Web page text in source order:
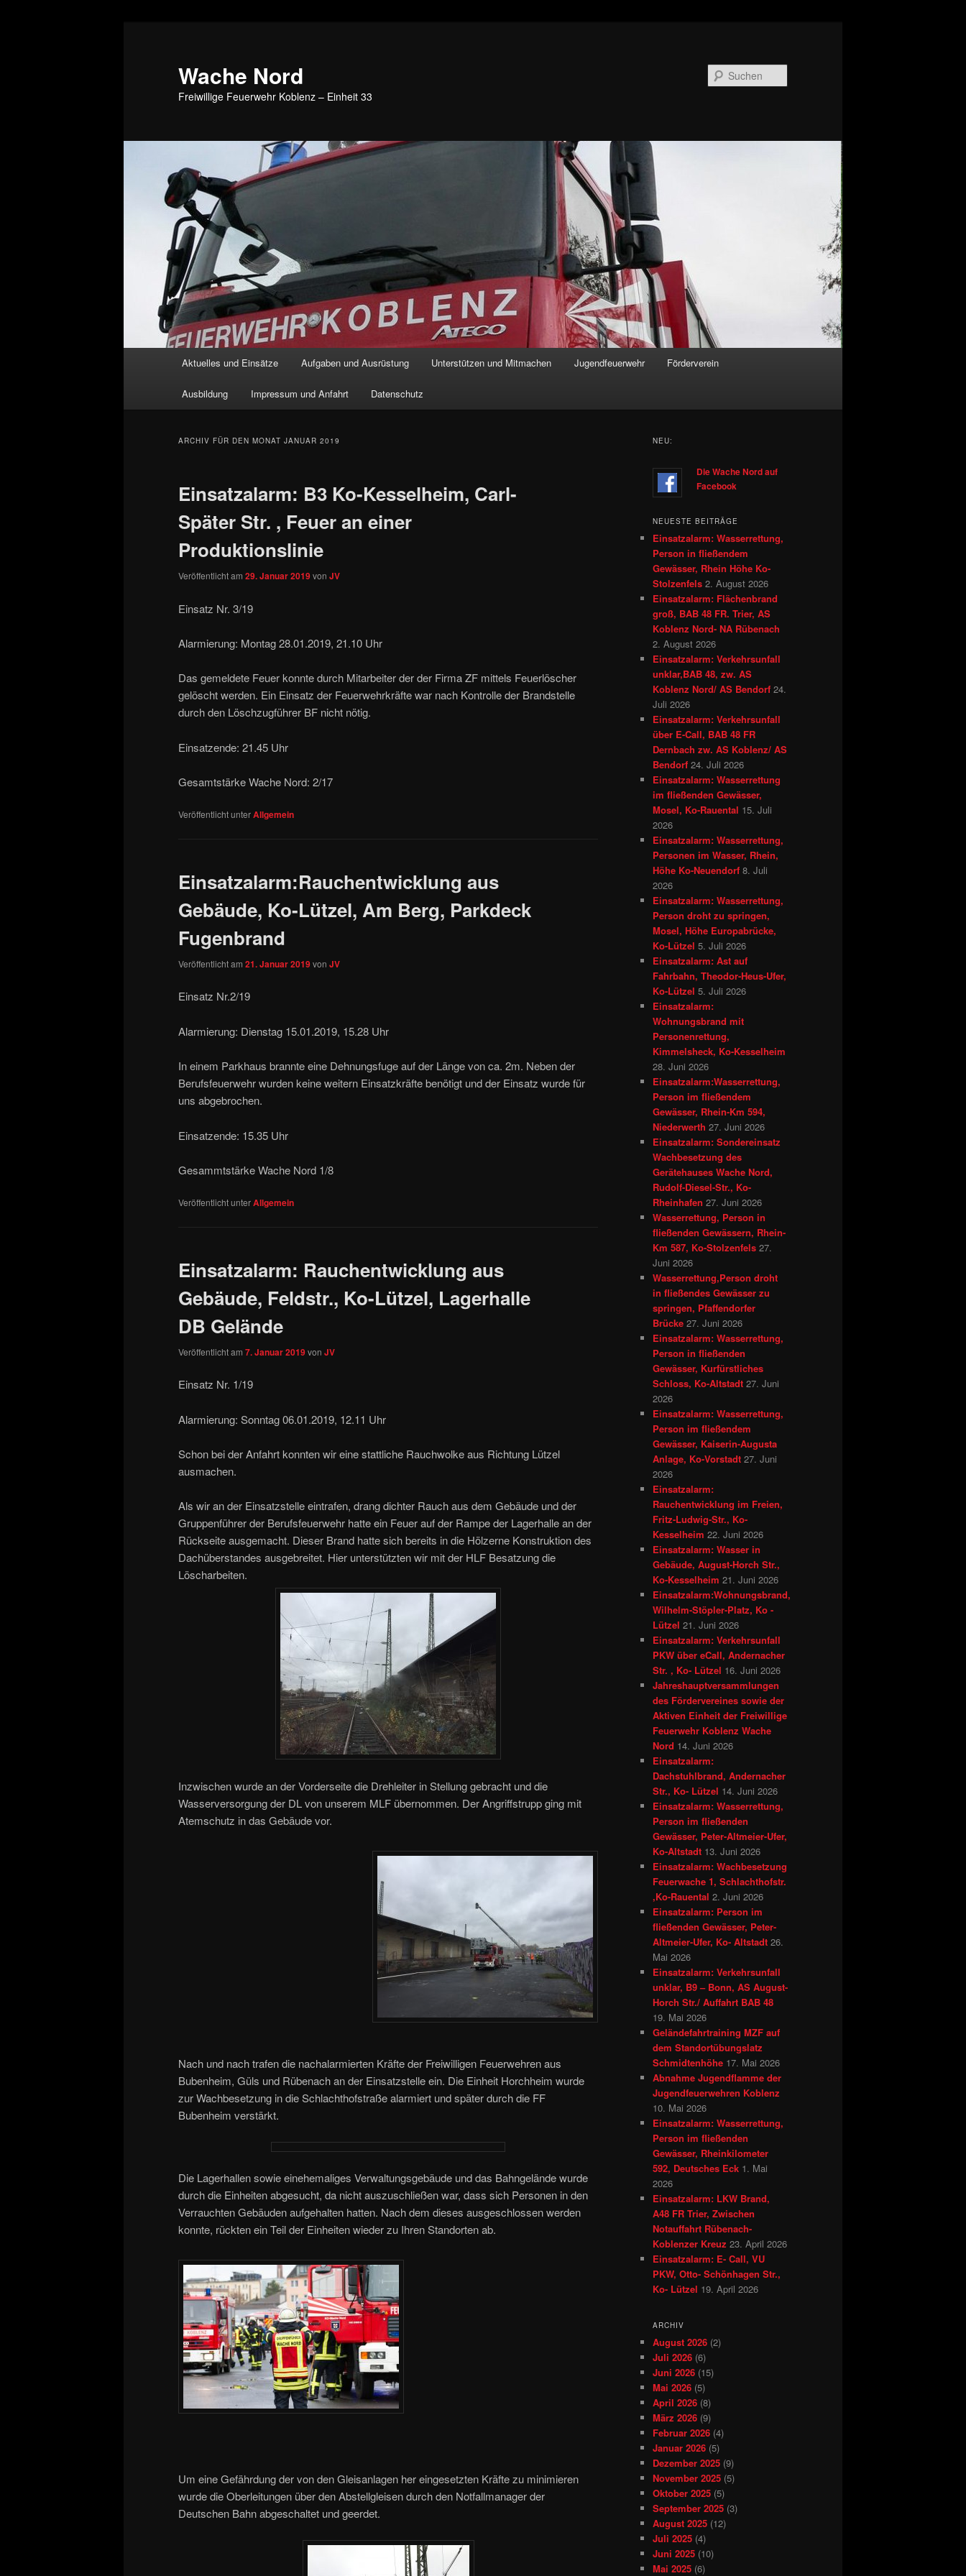
Wache Nord
Freiwillige Feuerwehr Koblenz – Einheit 33
Zum Inhalt wechseln
Zum sekundären Inhalt wechseln
Aktuelles und Einsätze Aufgaben und Ausrüstung Unterstützen und Mitmachen Jugendfeuerwehr Förderverein
Ausbildung Impressum und Anfahrt Datenschutz
ARCHIV FÜR DEN MONAT JANUAR 2019
Einsatzalarm: B3 Ko-Kesselheim, Carl-
Später Str. , Feuer an einer
Produktionslinie
Veröffentlicht am 29. Januar 2019von JV
Einsatz Nr. 3/19
Alarmierung: Montag 28.01.2019, 21.10 Uhr
Das gemeldete Feuer konnte durch Mitarbeiter der der Firma ZF mittels Feuerlöscher
gelöscht werden. Ein Einsatz der Feuerwehrkräfte war nach Kontrolle der Brandstelle
durch den Löschzugführer BF nicht nötig.
Einsatzende: 21.45 Uhr
Gesamtstärke Wache Nord: 2/17
Veröffentlicht unterAllgemein
Einsatzalarm:Rauchentwicklung aus
Gebäude, Ko-Lützel, Am Berg, Parkdeck
Fugenbrand
Veröffentlicht am 21. Januar 2019von JV
Einsatz Nr.2/19
Alarmierung: Dienstag 15.01.2019, 15.28 Uhr
In einem Parkhaus brannte eine Dehnungsfuge auf der Länge von ca. 2m. Neben der
Berufsfeuerwehr wurden keine weitern Einsatzkräfte benötigt und der Einsatz wurde für
uns abgebrochen.
Einsatzende: 15.35 Uhr
Gesammtstärke Wache Nord 1/8
Veröffentlicht unterAllgemein
Einsatzalarm: Rauchentwicklung aus
Gebäude, Feldstr., Ko-Lützel, Lagerhalle
DB Gelände
Veröffentlicht am 7. Januar 2019von JV
Einsatz Nr. 1/19
Alarmierung: Sonntag 06.01.2019, 12.11 Uhr
Schon bei der Anfahrt konnten wir eine stattliche Rauchwolke aus Richtung Lützel
ausmachen.
Als wir an der Einsatzstelle eintrafen, drang dichter Rauch aus dem Gebäude und der
Gruppenführer der Berufsfeuerwehr hatte ein Feuer auf der Rampe der Lagerhalle an der
Rückseite ausgemacht. Dieser Brand hatte sich bereits in die Hölzerne Konstruktion des
Dachüberstandes ausgebreitet. Hier unterstützten wir mit der HLF Besatzung die
Löscharbeiten.
Inzwischen wurde an der Vorderseite die Drehleiter in Stellung gebracht und die
Wasserversorgung der DL von unserem MLF übernommen. Der Angriffstrupp ging mit
Atemschutz in das Gebäude vor.
Nach und nach trafen die nachalarmierten Kräfte der Freiwilligen Feuerwehren aus
Bubenheim, Güls und Rübenach an der Einsatzstelle ein. Die Einheit Horchheim wurde
zur Wachbesetzung in die Schlachthofstraße alarmiert und später durch die FF
Bubenheim verstärkt.
Die Lagerhallen sowie einehemaliges Verwaltungsgebäude und das Bahngelände wurde
durch die Einheiten abgesucht, da nicht auszuschließen war, dass sich Personen in den
Verrauchten Gebäuden aufgehalten hatten. Nach dem dieses ausgeschlossen werden
konnte, rückten ein Teil der Einheiten wieder zu Ihren Standorten ab.
Um eine Gefährdung der von den Gleisanlagen her eingesetzten Kräfte zu minimieren
wurde die Oberleitungen über den Abstellgleisen durch den Notfallmanager der
Deutschen Bahn abgeschaltet und geerdet.
NEU:
Die Wache Nord auf
Facebook
NEUESTE BEITRÄGE
Einsatzalarm: Wasserrettung,
Person in fließendem
Gewässer, Rhein Höhe Ko-
Stolzenfels 2. August 2026
Einsatzalarm: Flächenbrand
groß, BAB 48 FR. Trier, AS
Koblenz Nord- NA Rübenach
2. August 2026
Einsatzalarm: Verkehrsunfall
unklar,BAB 48, zw. AS
Koblenz Nord/ AS Bendorf 24.
Juli 2026
Einsatzalarm: Verkehrsunfall
über E-Call, BAB 48 FR
Dernbach zw. AS Koblenz/ AS
Bendorf 24. Juli 2026
Einsatzalarm: Wasserrettung
im fließenden Gewässer,
Mosel, Ko-Rauental 15. Juli
2026
Einsatzalarm: Wasserrettung,
Personen im Wasser, Rhein,
Höhe Ko-Neuendorf 8. Juli
2026
Einsatzalarm: Wasserrettung,
Person droht zu springen,
Mosel, Höhe Europabrücke,
Ko-Lützel 5. Juli 2026
Einsatzalarm: Ast auf
Fahrbahn, Theodor-Heus-Ufer,
Ko-Lützel 5. Juli 2026
Einsatzalarm:
Wohnungsbrand mit
Personenrettung,
Kimmelsheck, Ko-Kesselheim
28. Juni 2026
Einsatzalarm:Wasserrettung,
Person im fließendem
Gewässer, Rhein-Km 594,
Niederwerth 27. Juni 2026
Einsatzalarm: Sondereinsatz
Wachbesetzung des
Gerätehauses Wache Nord,
Rudolf-Diesel-Str., Ko-
Rheinhafen 27. Juni 2026
Wasserrettung, Person in
fließenden Gewässern, Rhein-
Km 587, Ko-Stolzenfels 27.
Juni 2026
Wasserrettung,Person droht
in fließendes Gewässer zu
springen, Pfaffendorfer
Brücke 27. Juni 2026
Einsatzalarm: Wasserrettung,
Person in fließenden
Gewässer, Kurfürstliches
Schloss, Ko-Altstadt 27. Juni
2026
Einsatzalarm: Wasserrettung,
Person im fließendem
Gewässer, Kaiserin-Augusta
Anlage, Ko-Vorstadt 27. Juni
2026
Einsatzalarm:
Rauchentwicklung im Freien,
Fritz-Ludwig-Str., Ko-
Kesselheim 22. Juni 2026
Einsatzalarm: Wasser in
Gebäude, August-Horch Str.,
Ko-Kesselheim 21. Juni 2026
Einsatzalarm:Wohnungsbrand,
Wilhelm-Stöpler-Platz, Ko -
Lützel 21. Juni 2026
Einsatzalarm: Verkehrsunfall
PKW über eCall, Andernacher
Str. , Ko- Lützel 16. Juni 2026
Jahreshauptversammlungen
des Fördervereines sowie der
Aktiven Einheit der Freiwillige
Feuerwehr Koblenz Wache
Nord 14. Juni 2026
Einsatzalarm:
Dachstuhlbrand, Andernacher
Str., Ko- Lützel 14. Juni 2026
Einsatzalarm: Wasserrettung,
Person im fließenden
Gewässer, Peter-Altmeier-Ufer,
Ko-Altstadt 13. Juni 2026
Einsatzalarm: Wachbesetzung
Feuerwache 1, Schlachthofstr.
,Ko-Rauental 2. Juni 2026
Einsatzalarm: Person im
fließenden Gewässer, Peter-
Altmeier-Ufer, Ko- Altstadt 26.
Mai 2026
Einsatzalarm: Verkehrsunfall
unklar, B9 – Bonn, AS August-
Horch Str./ Auffahrt BAB 48
19. Mai 2026
Geländefahrtraining MZF auf
dem Standortübungslatz
Schmidtenhöhe 17. Mai 2026
Abnahme Jugendflamme der
Jugendfeuerwehren Koblenz
10. Mai 2026
Einsatzalarm: Wasserrettung,
Person im fließenden
Gewässer, Rheinkilometer
592, Deutsches Eck 1. Mai
2026
Einsatzalarm: LKW Brand,
A48 FR Trier, Zwischen
Notauffahrt Rübenach-
Koblenzer Kreuz 23. April 2026
Einsatzalarm: E- Call, VU
PKW, Otto- Schönhagen Str.,
Ko- Lützel 19. April 2026
ARCHIV
August 2026 (2)
Juli 2026 (6)
Juni 2026 (15)
Mai 2026 (5)
April 2026 (8)
März 2026 (9)
Februar 2026 (4)
Januar 2026 (5)
Dezember 2025 (9)
November 2025 (5)
Oktober 2025 (5)
September 2025 (3)
August 2025 (12)
Juli 2025 (4)
Juni 2025 (10)
Mai 2025 (6)